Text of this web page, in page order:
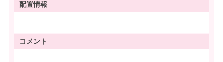
配置情報
コメント